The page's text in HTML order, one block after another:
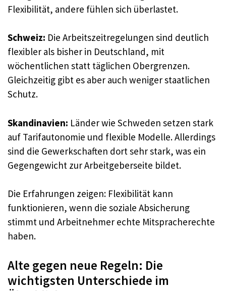
Flexibilität, andere fühlen sich überlastet.
Schweiz: Die Arbeitszeitregelungen sind deutlich
flexibler als bisher in Deutschland, mit
wöchentlichen statt täglichen Obergrenzen.
Gleichzeitig gibt es aber auch weniger staatlichen
Schutz.
Skandinavien: Länder wie Schweden setzen stark
auf Tarifautonomie und flexible Modelle. Allerdings
sind die Gewerkschaften dort sehr stark, was ein
Gegengewicht zur Arbeitgeberseite bildet.
Die Erfahrungen zeigen: Flexibilität kann
funktionieren, wenn die soziale Absicherung
stimmt und Arbeitnehmer echte Mitspracherechte
haben.
Alte gegen neue Regeln: Die
wichtigsten Unterschiede im